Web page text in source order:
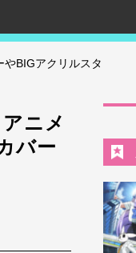
BIGアクリルスタ
ニメ
バー